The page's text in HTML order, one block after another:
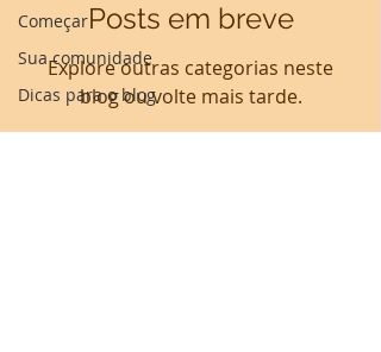
Começar
Sua comunidade
Dicas para o blog
Posts em breve
Explore outras categorias neste
blog ou volte mais tarde.